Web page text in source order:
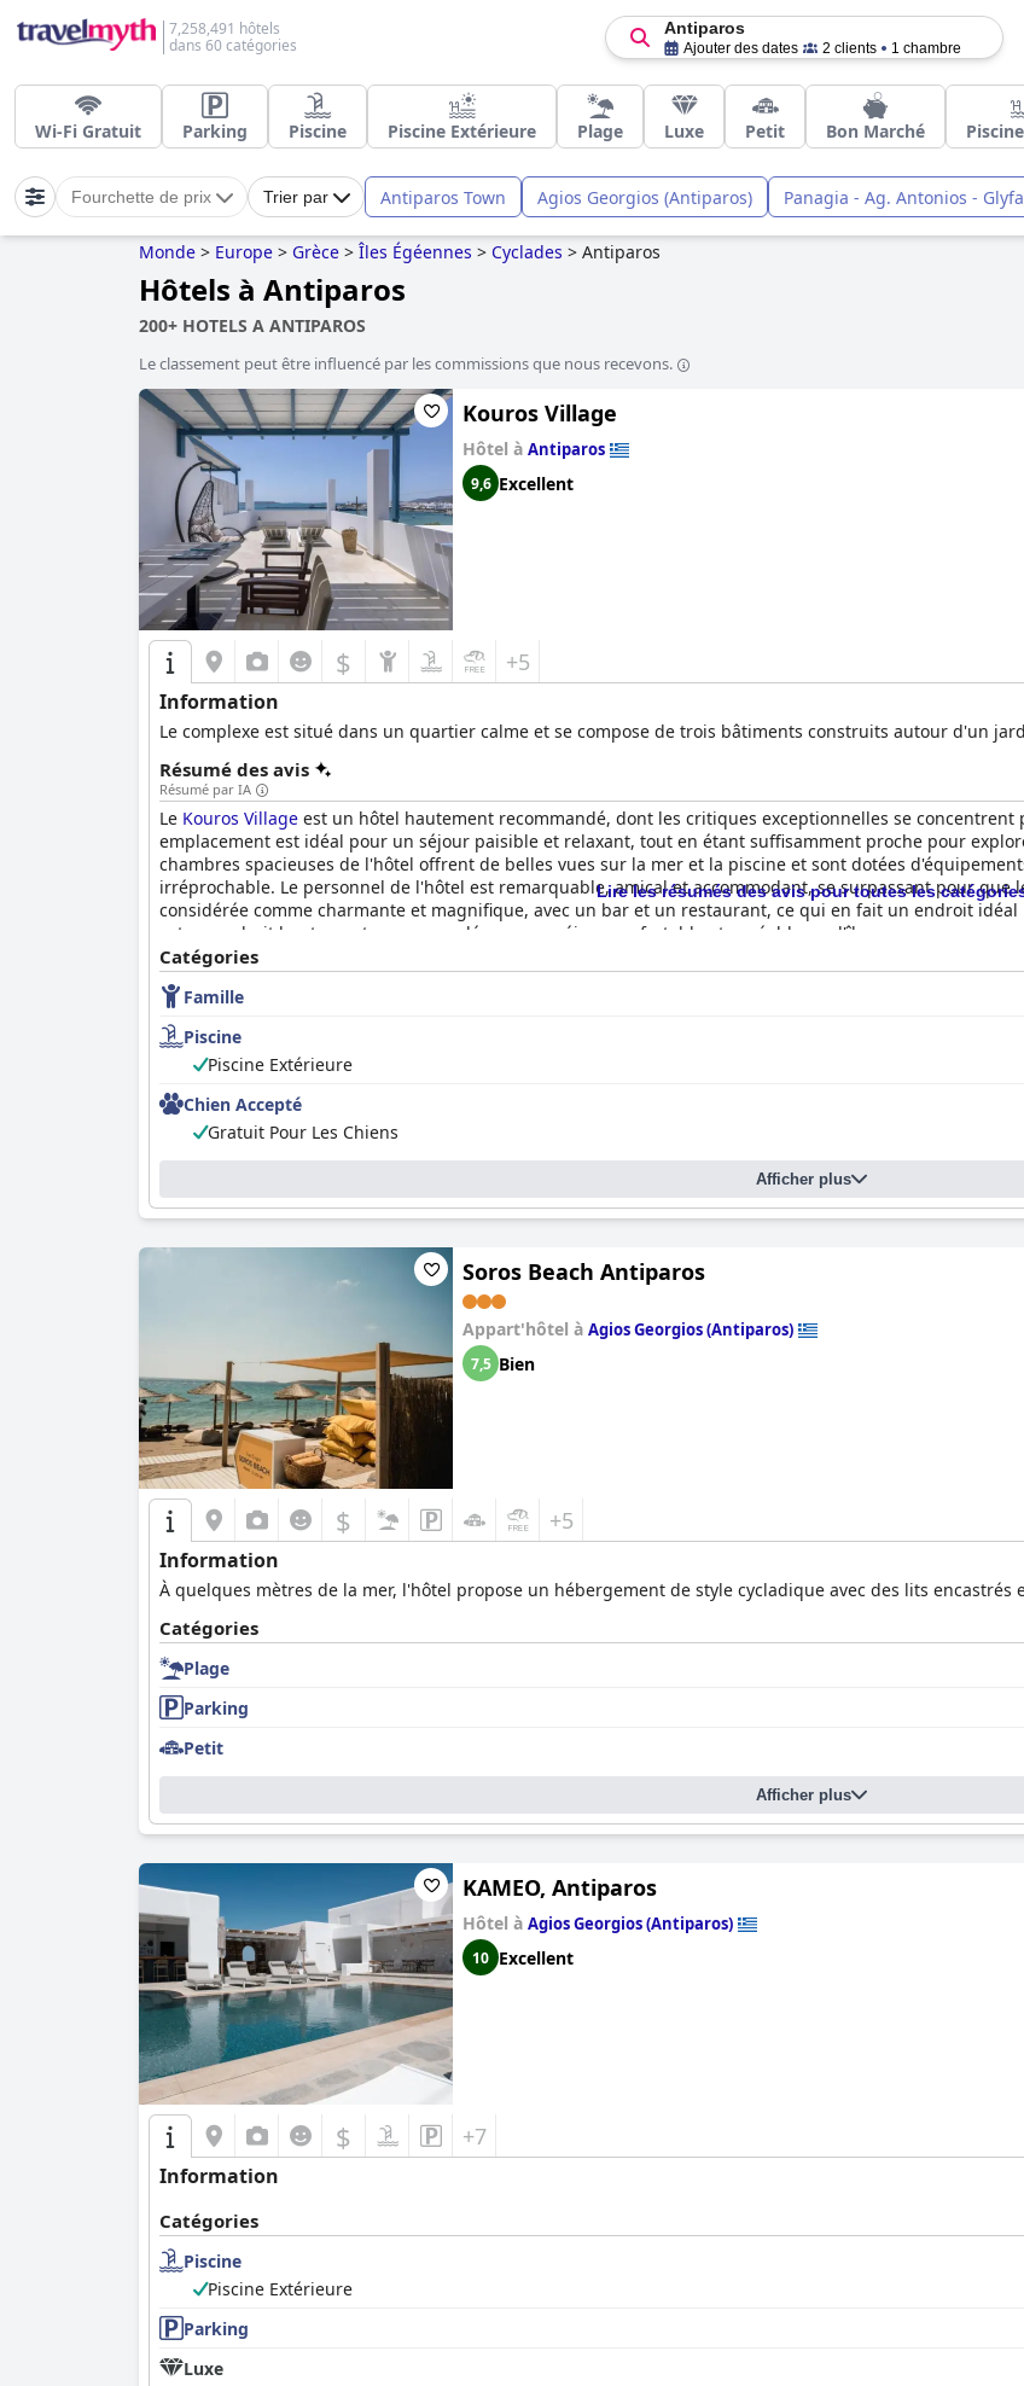
7,258,491 hôtels
dans 60 catégories
Antiparos
Ajouter des dates 2 clients 1 chambre
Wi-Fi Gratuit Parking Piscine Piscine Extérieure Plage Luxe Petit Bon Marché
Fourchette de prix Trier par Antiparos Town Agios Georgios (Antiparos) Panagia - Ag. Antonios - Glyfa
Monde > Europe > Grèce > Îles Égéennes > Cyclades > Antiparos
Hôtels à Antiparos
200+ HOTELS A ANTIPAROS
Le classement peut être influencé par les commissions que nous recevons.
Kouros Village
Hôtel à Antiparos
9,6 Excellent
$ +5
Information
Le complexe est situé dans un quartier calme et se compose de trois bâtiments construits autour d'un
Résumé des avis
Résumé par IA
Le Kouros Village est un hôtel hautement recommandé, dont les critiques exceptionnelles se
emplacement est idéal pour un séjour paisible et relaxant, tout en étant suffisamment proche pour
chambres spacieuses de l'hôtel offrent de belles vues sur la mer et la piscine et sont dotées
irréprochable. Le personnel de l'hôtel est remarquable, amical et accommodant, se surpassant pour que
considérée comme charmante et magnifique, avec un bar et un restaurant, ce qui en fait un endroit
est un endroit hautement recommandé pour un séjour confortable et agréable sur l'île.
Lire les résumés des avis pour toutes les
Catégories
Famille
Piscine
Piscine Extérieure
Chien Accepté
Gratuit Pour Les Chiens
Afficher plus
Soros Beach Antiparos
Appart'hôtel à Agios Georgios (Antiparos)
7,5 Bien
$ +5
Information
À quelques mètres de la mer, l'hôtel propose un hébergement de style cycladique avec des lits encastrés
Catégories
Plage
Parking
Petit
Afficher plus
KAMEO, Antiparos
Hôtel à Agios Georgios (Antiparos)
10 Excellent
$ +7
Information
Catégories
Piscine
Piscine Extérieure
Parking
Luxe